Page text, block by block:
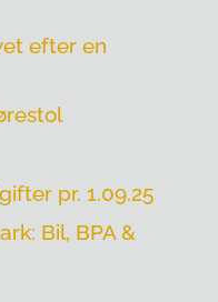
efter en
pr. 1.09.25
Bil, BPA &